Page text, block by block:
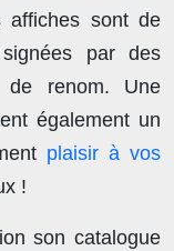
affiches sont de
par des
de renom. Une
également un
plaisir à vos
!
son catalogue